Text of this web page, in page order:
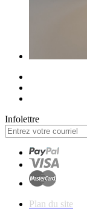
Infolettre
Plan du site